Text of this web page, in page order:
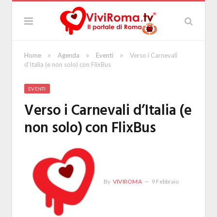
Home » Agenda » Eventi »
Verso i Carnevali
d’Italia (e non solo) con FlixBus
EVENTI
Verso i Carnevali d’Italia (e
non solo) con FlixBus
By VIVIROMA 9 Febbraio